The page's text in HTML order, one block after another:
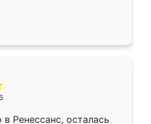
,во второй раз
По качеству очень
быстрая,
более разнообразный.
что-то потребуется из
только здесь.
Ренессанс, осталась